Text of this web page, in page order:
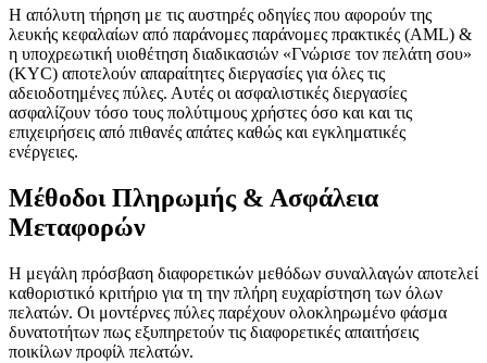
Η απόλυτη τήρηση με τις αυστηρές οδηγίες που αφορούν της
λευκής κεφαλαίων από παράνομες παράνομες πρακτικές (AML) &
η υποχρεωτική υιοθέτηση διαδικασιών «Γνώρισε τον πελάτη σου»
(KYC) αποτελούν απαραίτητες διεργασίες για όλες τις
αδειοδοτημένες πύλες. Αυτές οι ασφαλιστικές διεργασίες
ασφαλίζουν τόσο τους πολύτιμους χρήστες όσο και και τις
επιχειρήσεις από πιθανές απάτες καθώς και εγκληματικές
ενέργειες.
Μέθοδοι Πληρωμής & Ασφάλεια
Μεταφορών
Η μεγάλη πρόσβαση διαφορετικών μεθόδων συναλλαγών αποτελεί
καθοριστικό κριτήριο για τη την πλήρη ευχαρίστηση των όλων
πελατών. Οι μοντέρνες πύλες παρέχουν ολοκληρωμένο φάσμα
δυνατοτήτων πως εξυπηρετούν τις διαφορετικές απαιτήσεις
ποικίλων προφίλ πελατών.